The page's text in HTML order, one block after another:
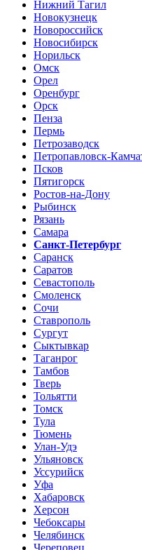
Нижний Тагил
Новокузнецк
Новороссийск
Новосибирск
Норильск
Омск
Орел
Оренбург
Орск
Пенза
Пермь
Петрозаводск
Петропавловск-
Псков
Пятигорск
Ростов-на-Дону
Рыбинск
Рязань
Самара
Санкт-Петербург
Саранск
Саратов
Севастополь
Смоленск
Сочи
Ставрополь
Сургут
Сыктывкар
Таганрог
Тамбов
Тверь
Тольятти
Томск
Тула
Тюмень
Улан-Удэ
Ульяновск
Уссурийск
Уфа
Хабаровск
Херсон
Чебоксары
Челябинск
Череповец